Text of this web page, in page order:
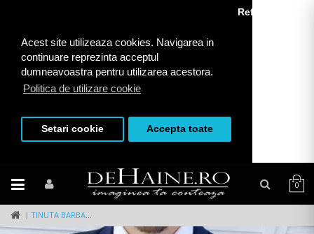
Acest site utilizeaza cookies. Navigarea in
continuare reprezinta acceptul
dumneavoastra pentru utilizarea acestora.
Politica de utilizare cookie
Refuza toate
Setari cookie Accepta toate
0
TINUTA BARBATI SMART CASUAL B4217